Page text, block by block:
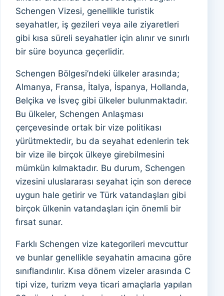
Schengen Vizesi, genellikle turistik
seyahatler, iş gezileri veya aile ziyaretleri
gibi kısa süreli seyahatler için alınır ve sınırlı
bir süre boyunca geçerlidir.
Schengen Bölgesi’ndeki ülkeler arasında;
Almanya, Fransa, İtalya, İspanya, Hollanda,
Belçika ve İsveç gibi ülkeler bulunmaktadır.
Bu ülkeler, Schengen Anlaşması
çerçevesinde ortak bir vize politikası
yürütmektedir, bu da seyahat edenlerin tek
bir vize ile birçok ülkeye girebilmesini
mümkün kılmaktadır. Bu durum, Schengen
vizesini uluslararası seyahat için son derece
uygun hale getirir ve Türk vatandaşları gibi
birçok ülkenin vatandaşları için önemli bir
fırsat sunar.
Farklı Schengen vize kategorileri mevcuttur
ve bunlar genellikle seyahatin amacına göre
sınıflandırılır. Kısa dönem vizeler arasında C
tipi vize, turizm veya ticari amaçlarla yapılan